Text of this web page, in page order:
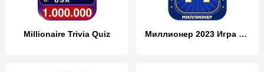
Millionaire Trivia Quiz Миллионер 2023 Игра викторина